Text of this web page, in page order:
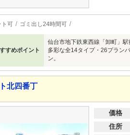
ト可 ゴミ出し24時間可
すめポイント
仙台市地下鉄東西線「卸町」
多彩な全14タイプ・26プラン
ン。
北四番丁
価格
住所